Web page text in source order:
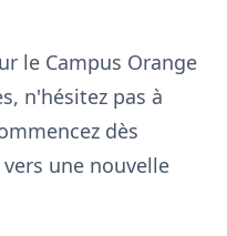
le Campus Orange
n'hésitez pas à
dès
une nouvelle